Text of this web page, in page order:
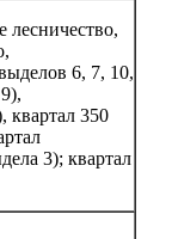
лесничество,
6, 7, 10,
квартал 350
3); квартал